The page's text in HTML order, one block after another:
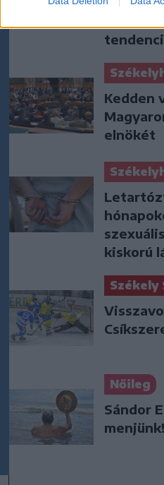
Kedden
elnökét
kiskorú
Székely
Nőileg
Sándor
menjünk!